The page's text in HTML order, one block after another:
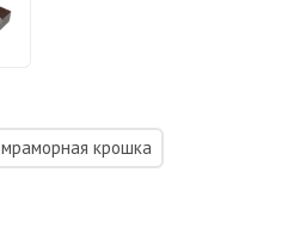
мраморная крошка